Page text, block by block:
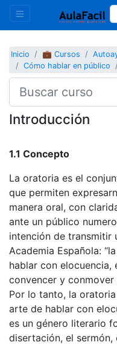
Inicio 💼 Cursos
Cómo hablar en público
Introducción
1.1 Concepto
La oratoria es el
que permiten
manera oral, con
ante un público
intención de transmitir
Academia Española:
hablar con elocuencia,
convencer y conmover
Por lo tanto, la
arte de hablar con
es un género literario
disertación, el sermón,